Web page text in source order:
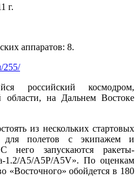
г.
аппаратов: 8.
255/
российский космодром,
на Дальнем Востоке
из нескольких стартовых
для полетов с экипажем и
него запускаются ракеты-
1.2/A5/A5P/A5V». По оценкам
«Восточного» обойдется в 180